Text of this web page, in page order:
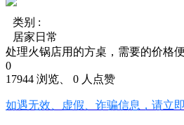
类别 :
居家日常
处理火锅店用的方桌，需要的价格便
0
17944 浏览、 0 人点赞
如遇无效、虚假、诈骗信息，请立